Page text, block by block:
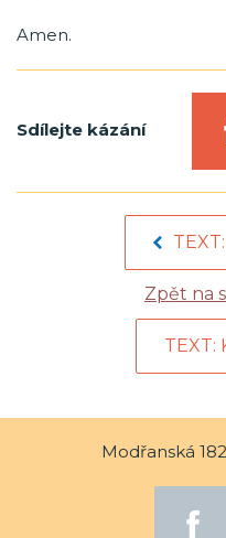
Amen.
Sdílejte kázání
Zpět na
TEXT:
Modřanská